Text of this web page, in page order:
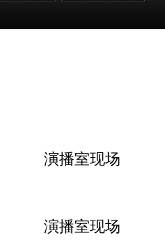
演播室现场
演播室现场